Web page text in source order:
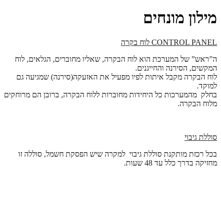
מילון מונחים
CONTROL PANEL לוח בקרה
ה”ראש” של המערכת הוא לוח הבקרה, שאליו מחוברים, הגלאים, לוח
המקשים, הסירנה והחייגנים.
לוח הבקרה מקבל איתות לפיו מפעיל את האזעקה(סירנה) שמגיעה גם
למוקד.
בחלק מהמערכות כל היחידות מחוברות ללוח הבקרה, ברובן הם מרוחקים
מלוח הבקרה.
סוללת גיבוי
בכל רכזת מותקנת סוללת גיבוי למקרה שיש הפסקת חשמל, סוללה זו
מחזיקה בדרך כלל עד 48 שעות.